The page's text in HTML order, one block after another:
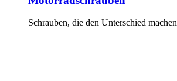
Schrauben, die den Unterschied machen